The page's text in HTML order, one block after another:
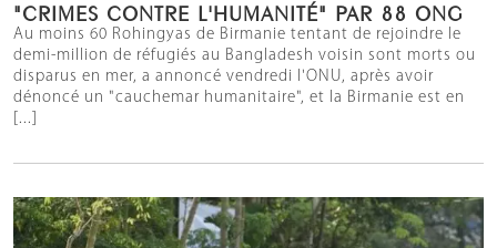
"CRIMES CONTRE L'HUMANITÉ" PAR 88 ONG
Au moins 60 Rohingyas de Birmanie tentant de rejoindre le
demi-million de réfugiés au Bangladesh voisin sont morts ou
disparus en mer, a annoncé vendredi l'ONU, après avoir
dénoncé un "cauchemar humanitaire", et la Birmanie est en
[...]